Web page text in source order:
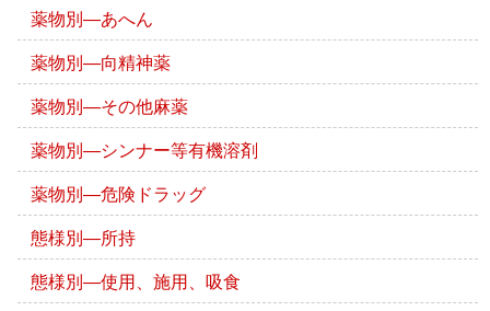
薬物別―あへん
薬物別―向精神薬
薬物別―その他麻薬
薬物別―シンナー等有機溶剤
薬物別―危険ドラッグ
態様別―所持
態様別―使用、施用、吸食